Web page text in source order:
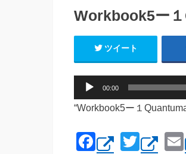
Workbook5ー
ツイート
プ
ー
00:00
“Workbook5ー１
F
T